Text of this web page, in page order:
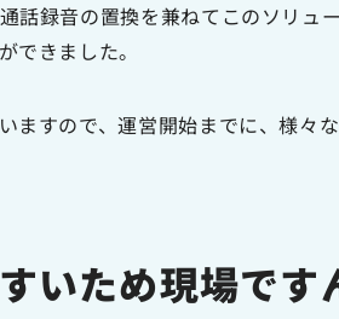
話録音の置換を兼ねてこのソリュ
できました。
ますので、運営開始までに、様々
いため現場で